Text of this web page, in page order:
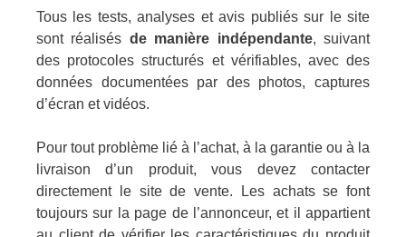
Tous les tests, analyses et avis publiés sur le site
sont réalisés de manière indépendante, suivant
des protocoles structurés et vérifiables, avec des
données documentées par des photos, captures
d’écran et vidéos.
Pour tout problème lié à l’achat, à la garantie ou à la
livraison d’un produit, vous devez contacter
directement le site de vente. Les achats se font
toujours sur la page de l’annonceur, et il appartient